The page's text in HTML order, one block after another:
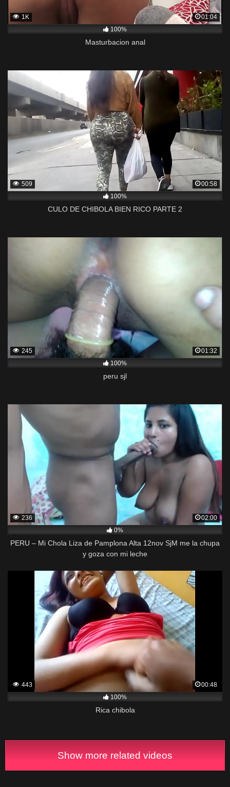
1K
01:04
100%
Masturbacion anal
509
00:58
100%
CULO DE CHIBOLA BIEN RICO PARTE 2
245
01:32
100%
peru sjl
236
02:00
0%
PERU – Mi Chola Liza de Pamplona Alta 12nov SjM me la chupa
y goza con mi leche
443
00:48
100%
Rica chibola
Show more related videos